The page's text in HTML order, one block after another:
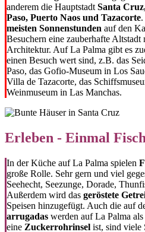
anderem die Hauptstadt Santa
Paso, Puerto Naos und Tazacorte
meisten Sonnenstunden auf den
Besuchern eine zauberhafte
Architektur. Auf La Palma gibt es
einen Besuch wert sind, z.B. das
Paso, das Gofio-Museum in Los
Villa de Tazacorte, das
Weinmuseum in Las Manchas.
Erleben - Einmal
In der Küche auf La Palma spielen
große Rolle. Sehr gern und viel
Seehecht, Seezunge, Dorade,
Außerdem wird das geröstete
Speisen hinzugefügt. Auch die auf
arrugadas werden auf La Palma
eine Zuckerrohrinsel ist, sind viele